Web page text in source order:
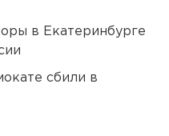
в Екатеринбурге
сбили в